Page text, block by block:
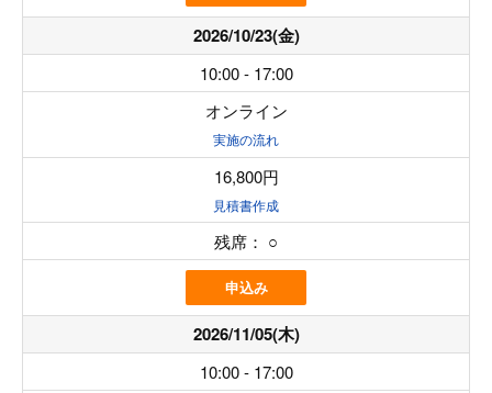
2026/10/23(金)
10:00 - 17:00
オンライン
実施の流れ
16,800円
見積書作成
残席： ○
申込み
2026/11/05(木)
10:00 - 17:00